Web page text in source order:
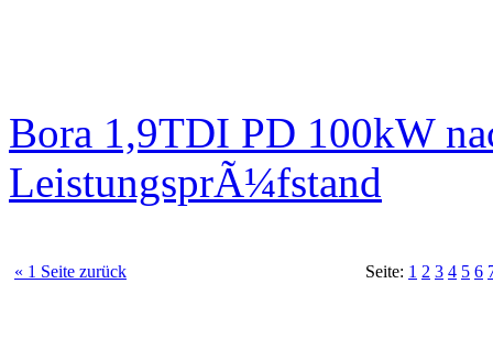
Bora 1,9TDI PD 100kW
LeistungsprÃ¼fstand
« 1 Seite zurück Seite: 1 2 3 4 5 6